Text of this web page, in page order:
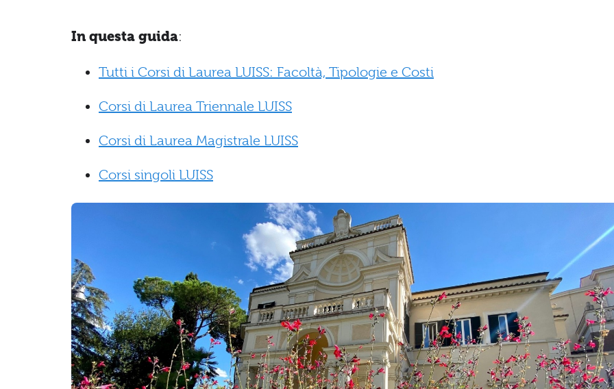
In questa guida:
Tutti i Corsi di Laurea LUISS: Facoltà, Tipologie e Costi
Corsi di Laurea Triennale LUISS
Corsi di Laurea Magistrale LUISS
Corsi singoli LUISS